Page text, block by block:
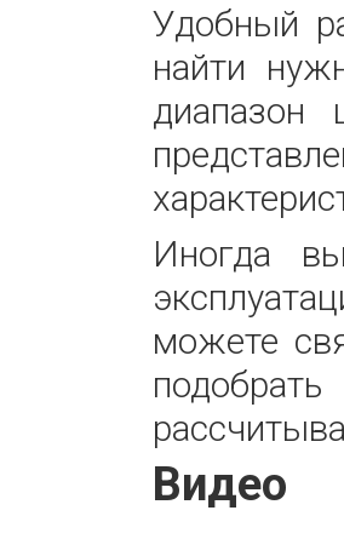
Удобный
найти
диапазон
Иногда
можете
Видео